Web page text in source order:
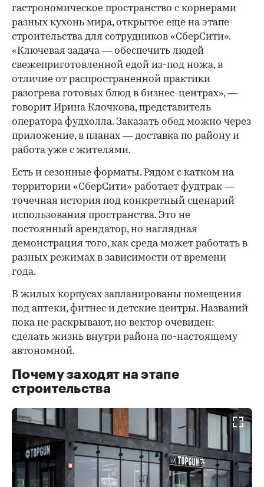
гастрономическое пространство с корнерами
разных кухонь мира, открытое еще на этапе
строительства для сотрудников «СберСити».
«Ключевая задача — обеспечить людей
свежеприготовленной едой из-под ножа, в
отличие от распространенной практики
разогрева готовых блюд в бизнес-центрах», —
говорит Ирина Клочкова, представитель
оператора фудхолла. Заказать обед можно через
приложение, в планах — доставка по району и
работа уже с жителями.
Есть и сезонные форматы. Рядом с катком на
территории «СберСити» работает фудтрак —
точечная история под конкретный сценарий
использования пространства. Это не
постоянный арендатор, но наглядная
демонстрация того, как среда может работать в
разных режимах в зависимости от времени
года.
В жилых корпусах запланированы помещения
под аптеки, фитнес и детские центры. Названий
пока не раскрывают, но вектор очевиден:
сделать жизнь внутри района по-настоящему
автономной.
Почему заходят на этапе
строительства